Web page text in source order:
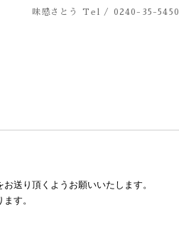
味感さとう Tel / 0240-35-5450
送り頂くようお願いいたします。
す。